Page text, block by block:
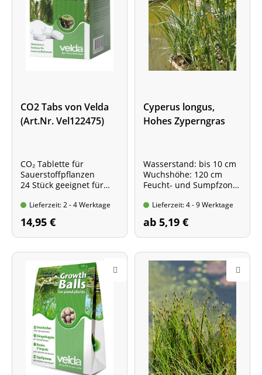
CO2 Tabs von Velda
(Art.Nr. Vel122475)
CO₂ Tablette für
Sauerstoffpflanzen
24 Stück geeignet für
Lieferzeit: 2 - 4 Werktage
14,95 €
Cyperus longus,
Hohes Zyperngras
Wasserstand: bis 10 cm
Wuchshöhe: 120 cm
Feucht- und Sumpfzone
Lieferzeit: 4 - 9 Werktage
ab 5,19 €